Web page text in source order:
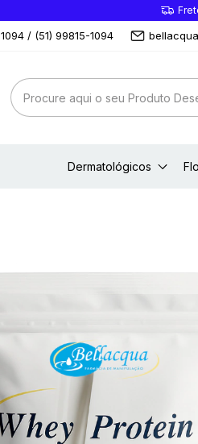
/ (51) 99815-1094
Dermatológicos